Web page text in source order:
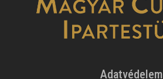
Adatvédelem